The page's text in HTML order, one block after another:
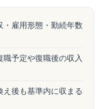
・雇用形態・勤続年数
予定や復職後の収入
後も基準内に収まる